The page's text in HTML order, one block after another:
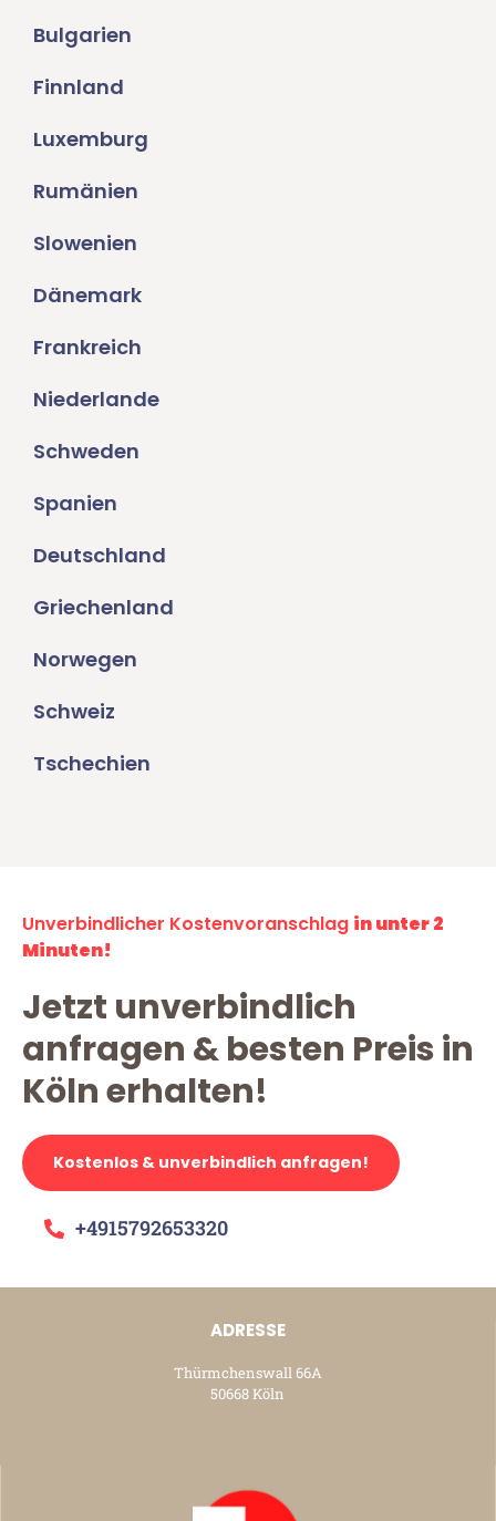
Bulgarien
Finnland
Luxemburg
Rumänien
Slowenien
Dänemark
Frankreich
Niederlande
Schweden
Spanien
Deutschland
Griechenland
Norwegen
Schweiz
Tschechien
Unverbindlicher Kostenvoranschlag in unter 2
Minuten!
Jetzt unverbindlich
anfragen & besten Preis in
Köln erhalten!
Kostenlos & unverbindlich anfragen!
+4915792653320
ADRESSE
Thürmchenswall 66A
50668 Köln